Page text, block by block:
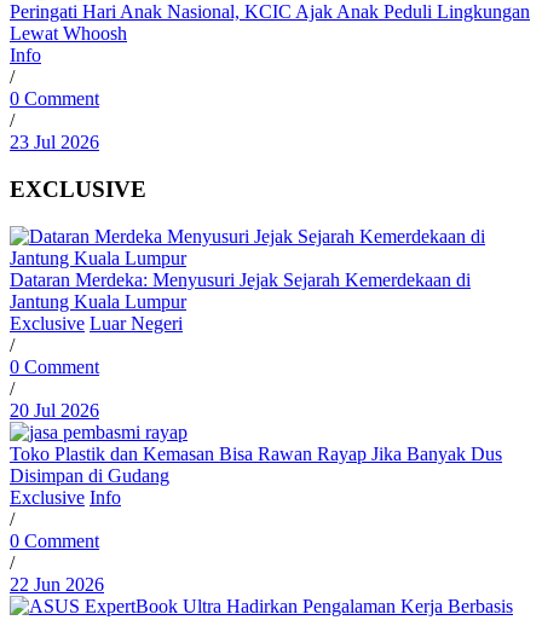
Peringati Hari Anak Nasional, KCIC Ajak Anak Peduli Lingkungan
Lewat Whoosh
Info
/
0 Comment
/
23 Jul 2026
EXCLUSIVE
Dataran Merdeka: Menyusuri Jejak Sejarah Kemerdekaan di
Jantung Kuala Lumpur
Exclusive Luar Negeri
/
0 Comment
/
20 Jul 2026
Toko Plastik dan Kemasan Bisa Rawan Rayap Jika Banyak Dus
Disimpan di Gudang
Exclusive Info
/
0 Comment
/
22 Jun 2026